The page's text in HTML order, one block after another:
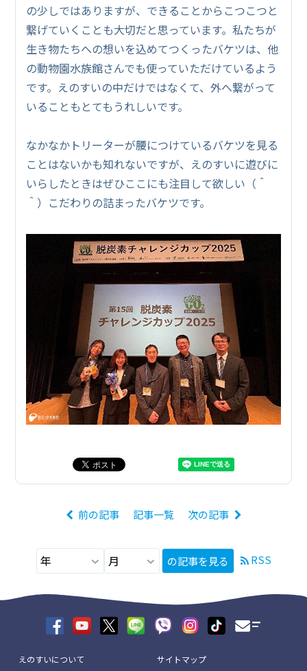
の少しではありますが、できることからこつこつと
繋げていくことも大切だと思っています。私たちが
生き物たちへの想いを込めてつくったバケツは、他
の動物園水族館さんでも使っていただけているよう
です。えのすいの中だけではなくて、外へ繋がって
いることもとてもうれしいです。
なかなかトリーターが腰につけているバケツを見る
ことはないかも知れないですが、えのすいに遊びに
いらしたときはぜひここにも注目して欲しい（＾
＾）こだわりの詰まったバケツです。
前の記事 記事一覧 次の記事
の記事を見る RSS
えのすいについて サイトマップ